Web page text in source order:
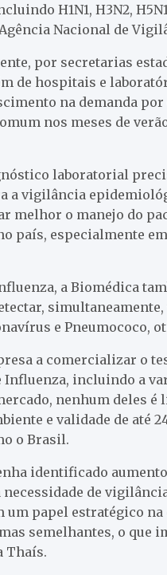
H1N1, H3N2,
Nacional de
por secretarias
de hospitais e
na demanda
nos meses de
laboratorial
a vigilância
melhor o manejo do
país, especialmente
a Biomédica
e
a comercializar o
incluindo a
nenhum deles
e validade de até
o Brasil.
identificado
de
papel estratégico na
semelhantes, o que
Thaís.